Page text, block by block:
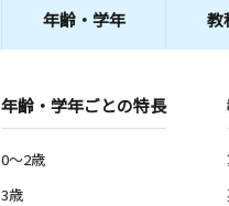
年齢・学年 教
年齢・学年ごとの特長
0～2歳
3歳